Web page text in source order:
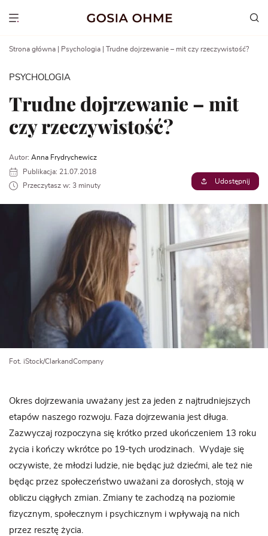
Show menu
Strona główna Psychologia Trudne dojrzewanie – mit czy rzeczywistość?
PSYCHOLOGIA
Trudne dojrzewanie – mit
czy rzeczywistość?
Autor: Anna Frydrychewicz
Publikacja: 21.07.2018
Przeczytasz w: 3 minuty
Udostępnij
Fot. iStock/ClarkandCompany
Okres dojrzewania uważany jest za jeden z najtrudniejszych
etapów naszego rozwoju. Faza dojrzewania jest długa.
Zazwyczaj rozpoczyna się krótko przed ukończeniem 13 roku
życia i kończy wkrótce po 19-tych urodzinach. Wydaje się
oczywiste, że młodzi ludzie, nie będąc już dziećmi, ale też nie
będąc przez społeczeństwo uważani za dorosłych, stoją w
obliczu ciągłych zmian. Zmiany te zachodzą na poziomie
fizycznym, społecznym i psychicznym i wpływają na nich
przez resztę życia.